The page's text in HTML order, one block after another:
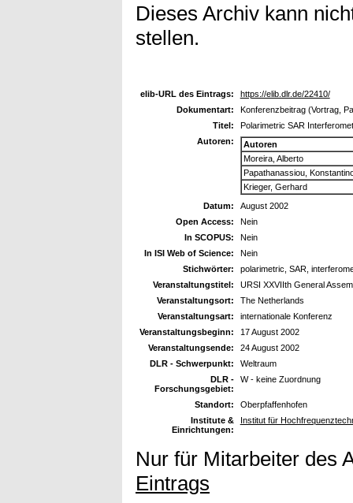
Dieses Archiv kann
stellen.
elib-URL des Eintrags:
https://elib.dlr.de/22410/
Dokumentart:
Konferenzbeitrag (Vortrag,
Titel:
Polarimetric SAR
Autoren:
Autoren
Moreira, Alberto
Papathanassiou,
Krieger, Gerhard
Datum:
August 2002
Open Access:
Nein
In SCOPUS:
Nein
In ISI Web of Science:
Nein
Stichwörter:
polarimetric, SAR,
Veranstaltungstitel:
URSI XXVIIth General
Veranstaltungsort:
The Netherlands
Veranstaltungsart:
internationale Konferenz
Veranstaltungsbeginn:
17 August 2002
Veranstaltungsende:
24 August 2002
DLR - Schwerpunkt:
Weltraum
DLR -
Forschungsgebiet:
W - keine Zuordnung
Standort:
Oberpfaffenhofen
Institute &
Einrichtungen:
Institut für
Nur für Mitarbeiter des
Eintrags